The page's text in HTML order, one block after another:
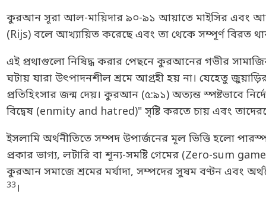
কুরআন সূরা আল-মায়িদার ৯০-৯১ আয়াতে মাইসির এবং
(Rijs) বলে আখ্যায়িত করেছে এবং তা থেকে সম্পূর্ণ বিরত
এই প্রথাগুলো নিষিদ্ধ করার পেছনে কুরআনের গভীর
ঘটায় যারা উৎপাদনশীল শ্রমে আগ্রহী হয় না। যেহেতু
প্রতিহিংসার জন্ম দেয়। কুরআন (৫:৯১) অত্যন্ত স্পষ্টভাবে
বিদ্বেষ (enmity and hatred)" সৃষ্টি করতে চায় এবং
ইসলামি অর্থনীতিতে সম্পদ উপার্জনের মূল ভিত্তি হলো
প্রকার ভাগ্য, লটারি বা শূন্য-সমষ্টি গেমের (Zero-sum
কুরআন সমাজে শ্রমের মর্যাদা, সম্পদের সুষম বণ্টন এবং
33 ।